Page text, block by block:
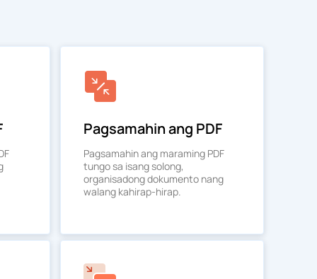
Pagsamahin ang PDF
Pagsamahin ang maraming PDF
tungo sa isang solong,
organisadong dokumento nang
walang kahirap-hirap.